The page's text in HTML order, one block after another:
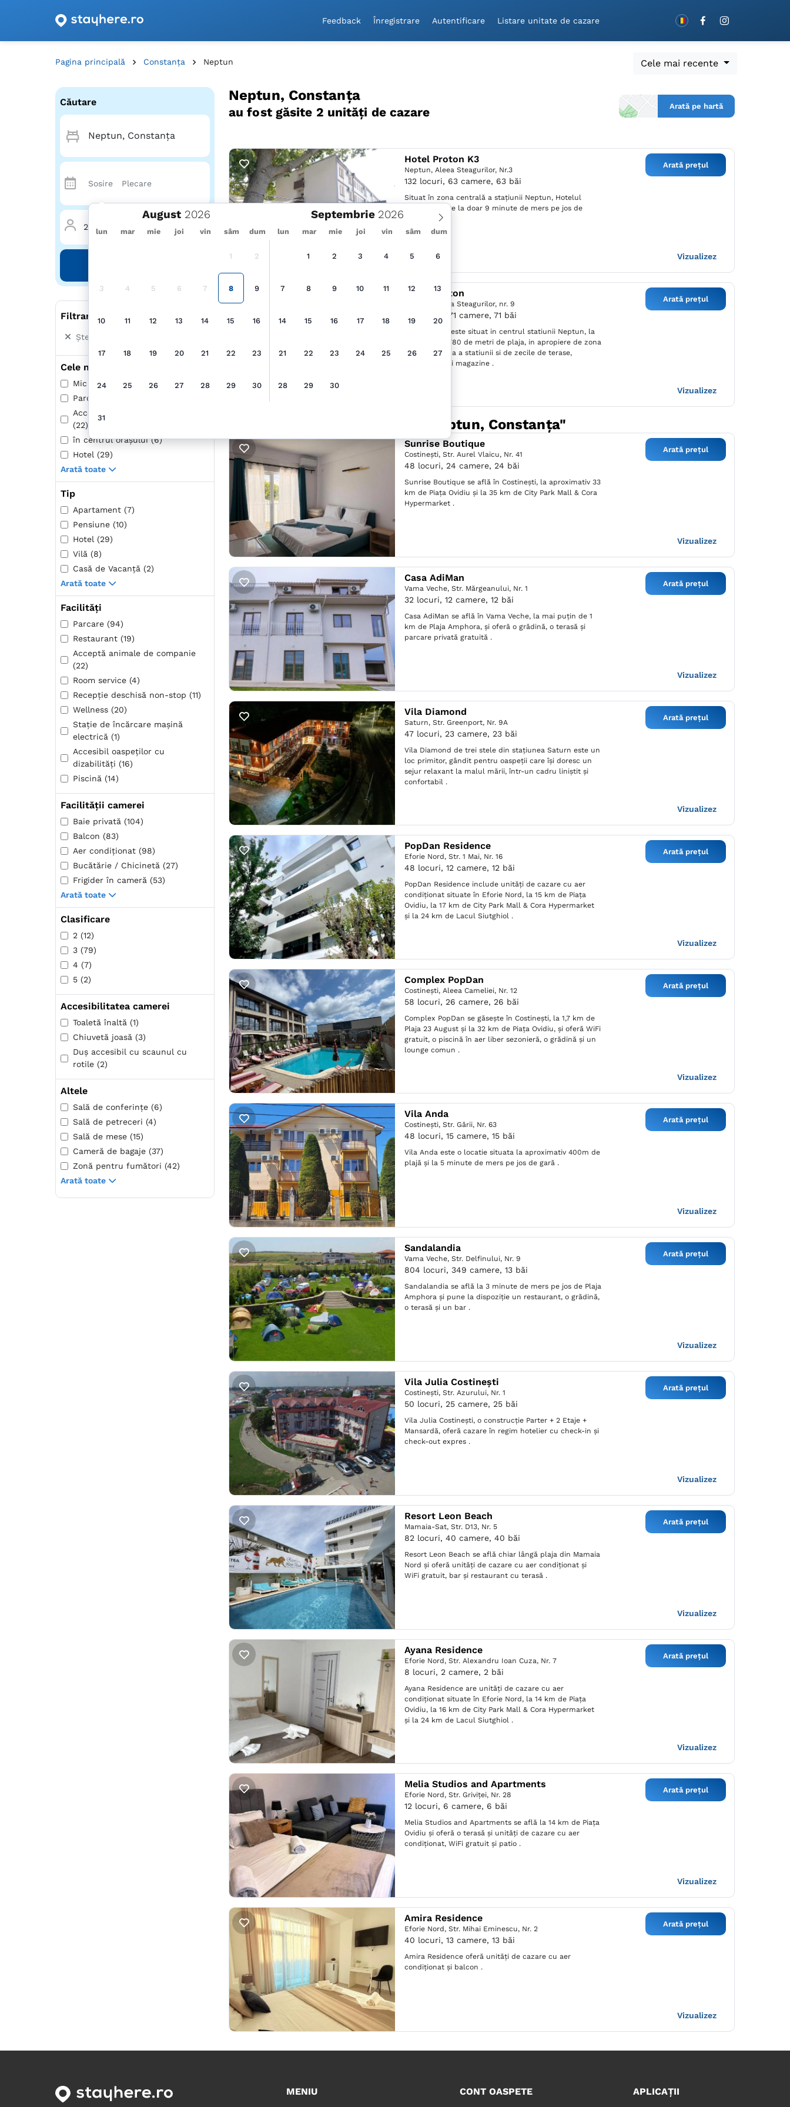
Feedback
Înregistrare Autentificare Listare unitate de cazare
Pagina principală Constanța Neptun Cele mai recente
Căutare
2 Adulți · 1 Cameră
Filtrare după
Șterge toate filtrele
Cele mai populare
Mic dejun inclus (19)
Parcare (94)
Acceptă animale de companie
(22)
în centrul oraşului (6)
Hotel (29)
Arată toate
Tip
Apartament (7)
Pensiune (10)
Hotel (29)
Vilă (8)
Casă de Vacanță (2)
Arată toate
Facilități
Parcare (94)
Restaurant (19)
Acceptă animale de companie
(22)
Room service (4)
Recepţie deschisă non-stop (11)
Wellness (20)
Stație de încărcare mașină
electrică (1)
Accesibil oaspeților cu
dizabilități (16)
Piscină (14)
Facilității camerei
Baie privată (104)
Balcon (83)
Aer condiţionat (98)
Bucătărie / Chicinetă (27)
Frigider în cameră (53)
Arată toate
Clasificare
2 (12)
3 (79)
4 (7)
5 (2)
Accesibilitatea camerei
Toaletă înaltă (1)
Chiuvetă joasă (3)
Duș accesibil cu scaunul cu
rotile (2)
Altele
Sală de conferințe (6)
Sală de petreceri (4)
Sală de mese (15)
Cameră de bagaje (37)
Zonă pentru fumători (42)
Arată toate
Neptun, Constanța
au fost găsite 2 unităţi de cazare Arată pe hartă
Hotel Proton K3
Neptun,Aleea Steagurilor, Nr.3
132 locuri, 63 camere, 63 băi
Situat în zona centrală a stațiunii Neptun, Hotelul
Proton K3 este la doar 9 minute de mers pe jos de
Arată prețul
Vizualizez
Hotel Proton
Aleea Steagurilor, nr. 9
146 locuri, 71 camere, 71 băi
Hotel Proton este situat in centrul statiunii Neptun, la
aproximativ 780 de metri de plaja, in apropiere de zona
de promenada a statiunii si de zecile de terase,
restaurante si magazine .
Arată prețul
Vizualizez
Proprietății în apropiere de "Neptun, Constanța"
Sunrise Boutique
Costineşti,Str. Aurel Vlaicu, Nr. 41
48 locuri, 24 camere, 24 băi
Sunrise Boutique se află în Costineşti, la aproximativ 33
km de Piaţa Ovidiu și la 35 km de City Park Mall & Cora
Hypermarket .
Arată prețul
Vizualizez
Casa AdiMan
Vama Veche,Str. Mărgeanului, Nr. 1
32 locuri, 12 camere, 12 băi
Casa AdiMan se află în Vama Veche, la mai puțin de 1
km de Plaja Amphora, și oferă o grădină, o terasă și
parcare privată gratuită .
Arată prețul
Vizualizez
Vila Diamond
Saturn,Str. Greenport, Nr. 9A
47 locuri, 23 camere, 23 băi
Vila Diamond de trei stele din stațiunea Saturn este un
loc primitor, gândit pentru oaspeții care își doresc un
sejur relaxant la malul mării, într-un cadru liniștit și
confortabil .
Arată prețul
Vizualizez
PopDan Residence
Eforie Nord,Str. 1 Mai, Nr. 16
48 locuri, 12 camere, 12 băi
PopDan Residence include unități de cazare cu aer
condiționat situate în Eforie Nord, la 15 km de Piaţa
Ovidiu, la 17 km de City Park Mall & Cora Hypermarket
și la 24 km de Lacul Siutghiol .
Arată prețul
Vizualizez
Complex PopDan
Costineşti,Aleea Cameliei, Nr. 12
58 locuri, 26 camere, 26 băi
Complex PopDan se găsește în Costineşti, la 1,7 km de
Plaja 23 August și la 32 km de Piaţa Ovidiu, și oferă WiFi
gratuit, o piscină în aer liber sezonieră, o grădină și un
lounge comun .
Arată prețul
Vizualizez
Vila Anda
Costineşti,Str. Gării, Nr. 63
48 locuri, 15 camere, 15 băi
Vila Anda este o locatie situata la aproximativ 400m de
plajă și la 5 minute de mers pe jos de gară .
Arată prețul
Vizualizez
Sandalandia
Vama Veche,Str. Delfinului, Nr. 9
804 locuri, 349 camere, 13 băi
Sandalandia se află la 3 minute de mers pe jos de Plaja
Amphora și pune la dispoziție un restaurant, o grădină,
o terasă și un bar .
Arată prețul
Vizualizez
Vila Julia Costinești
Costineşti,Str. Azurului, Nr. 1
50 locuri, 25 camere, 25 băi
Vila Julia Costinești, o construcție Parter + 2 Etaje +
Mansardă, oferă cazare în regim hotelier cu check-in și
check-out expres .
Arată prețul
Vizualizez
Resort Leon Beach
Mamaia-Sat,Str. D13, Nr. 5
82 locuri, 40 camere, 40 băi
Resort Leon Beach se află chiar lângă plaja din Mamaia
Nord și oferă unități de cazare cu aer condiționat și
WiFi gratuit, bar și restaurant cu terasă .
Arată prețul
Vizualizez
Ayana Residence
Eforie Nord,Str. Alexandru Ioan Cuza, Nr. 7
8 locuri, 2 camere, 2 băi
Ayana Residence are unități de cazare cu aer
condiționat situate în Eforie Nord, la 14 km de Piaţa
Ovidiu, la 16 km de City Park Mall & Cora Hypermarket
și la 24 km de Lacul Siutghiol .
Arată prețul
Vizualizez
Melia Studios and Apartments
Eforie Nord,Str. Griviței, Nr. 28
12 locuri, 6 camere, 6 băi
Melia Studios and Apartments se află la 14 km de Piaţa
Ovidiu și oferă o terasă și unități de cazare cu aer
condiționat, WiFi gratuit și patio .
Arată prețul
Vizualizez
Amira Residence
Eforie Nord,Str. Mihai Eminescu, Nr. 2
40 locuri, 13 camere, 13 băi
Amira Residence oferă unități de cazare cu aer
condiționat și balcon .
Arată prețul
Vizualizez
MENIU CONT OASPETE APLICAȚII
August Septembrie
lun mar mie joi vin sâm dum lun mar mie joi vin sâm dum
1 2
3 4 5 6 7 8 9
10 11 12 13 14 15 16
17 18 19 20 21 22 23
24 25 26 27 28 29 30
31
1 2 3 4 5 6
7 8 9 10 11 12 13
14 15 16 17 18 19 20
21 22 23 24 25 26 27
28 29 30